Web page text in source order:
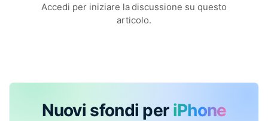
Accedi per iniziare la discussione su questo
articolo.
Nuovi sfondi per iPhone